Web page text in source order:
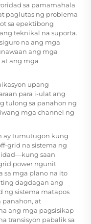
sa pamamahala
paglutas ng problema
sa epektibong
teknikal na suporta.
na ang mga
ang mga
ang mga
upang
para i-ulat ang
tulong sa panahon ng
mga channel ng
ay tumutugon kung
grid na sistema ng
saan
power ngunit
sa mga plano na ito
dagdagan ang
ng sistema matapos
panahon, at
ang mga pagsisikap
transisyon pabalik sa